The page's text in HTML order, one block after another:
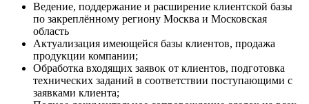
Ведение, поддержание и расширение клиентской базы
по закреплённому региону Москва и Московская
область
Актуализация имеющейся базы клиентов, продажа
продукции компании;
Обработка входящих заявок от клиентов, подготовка
технических заданий в соответствии поступающими с
заявками клиента;